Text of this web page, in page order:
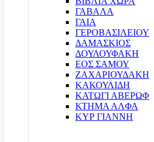
ΓΑΒΑΛΑ
ΓΑΙΑ
ΓΕΡΟΒΑΣΙΛΕΙΟΥ
ΔΑΜΑΣΚΙΟΣ
ΔΟΥΛΟΥΦΑΚΗ
ΕΟΣ ΣΑΜΟΥ
ΖΑΧΑΡΙΟΥΔΑΚΗ
ΚΑΚΟΥΛΙΔΗ
ΚΑΤΩΓΙ ΑΒΕΡΩΦ
ΚΤΗΜΑ ΑΛΦΑ
ΚΥΡ ΓΙΑΝΝΗ